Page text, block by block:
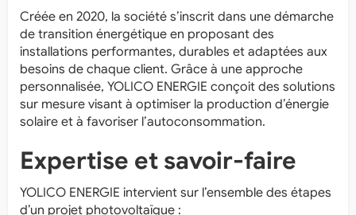
Créée en 2020, la société s’inscrit dans une démarche
de transition énergétique en proposant des
installations performantes, durables et adaptées aux
besoins de chaque client. Grâce à une approche
personnalisée, YOLICO ENERGIE conçoit des solutions
sur mesure visant à optimiser la production d’énergie
solaire et à favoriser l’autoconsommation.
Expertise et savoir-faire
YOLICO ENERGIE intervient sur l’ensemble des étapes
d’un projet photovoltaïque :